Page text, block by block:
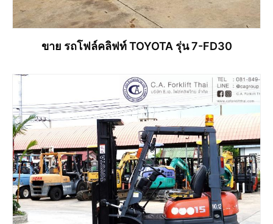
ขาย รถโฟล์คลิฟท์ TOYOTA รุ่น 7-FD30
อ่านเพิ่ม